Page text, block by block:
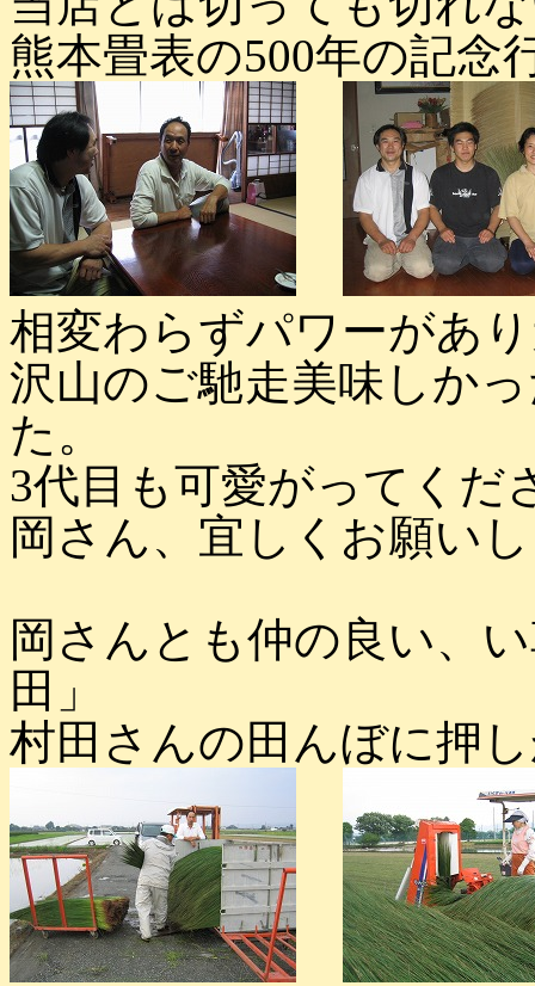
熊本畳表の500年の記念
相変わらずパワーがあ
沢山のご馳走美味しか
た。
3代目も可愛がってくだ
岡さん、宜しくお願い
岡さんとも仲の良い、
田」
村田さんの田んぼに押